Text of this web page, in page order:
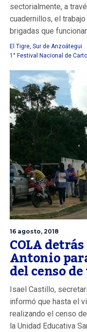
sectorialmente, a
cuadernillos, el
brigadas que
El Tigre, Sur de Anzoátegui
1° Festival Nacional de
16 agosto, 2018
COLA
Antonio
del censo
Isael Castillo,
informó que hasta el
realizando el censo
la Unidad Educativa